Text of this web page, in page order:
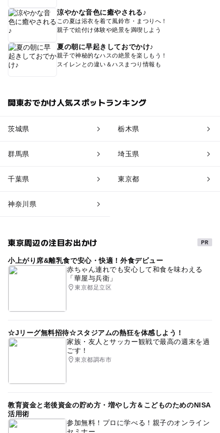
涼やかな音色に癒やされる♪
この夏は浴衣を着て風鈴市・まつりへ！
親子で絵付け体験や絶景を満喫しよう
夏の朝に早起きしておでかけ♪
親子で神秘的なハスの絶景を楽しもう！
スイレンとの違い＆ハスまつり情報も
関東おでかけ人気スポットランキング
茨城県 栃木県
群馬県 埼玉県
千葉県 東京都
神奈川県
東京周辺の注目お出かけ
小上がり席&離乳食で安心・快適！外食デビュー
赤ちゃん連れでも安心して和食を味わえる
「華屋与兵衛」
東京都足立区
☆Jリーグ無料招待☆スタジアムの熱狂を体感しよう！
家族・友人とサッカー観戦で最高の週末を過
ごす！
東京都調布市
教育資金と老後資金の貯め方・増やし方＆こどものためのNISA
活用術
参加無料！プロに学べる！親子のオンライン
セミナー